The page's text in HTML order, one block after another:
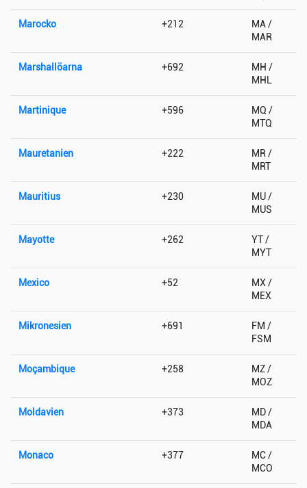
Marocko +212
MA /
MAR
Marshallöarna +692
MH /
MHL
Martinique +596
MQ /
MTQ
Mauretanien +222
MR /
MRT
Mauritius +230
MU /
MUS
Mayotte +262
YT /
MYT
Mexico +52
MX /
MEX
Mikronesien +691
FM /
FSM
Moçambique +258
MZ /
MOZ
Moldavien +373
MD /
MDA
Monaco +377
MC /
MCO